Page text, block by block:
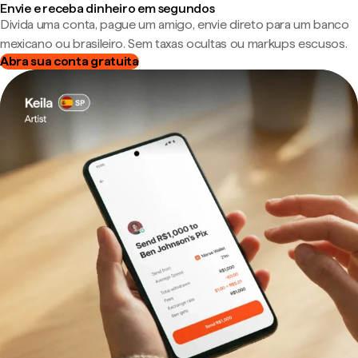
Envie e receba dinheiro em segundos
Divida uma conta, pague um amigo, envie direto para um banco
mexicano ou brasileiro. Sem taxas ocultas ou markups escusos.
Abra sua conta gratuita